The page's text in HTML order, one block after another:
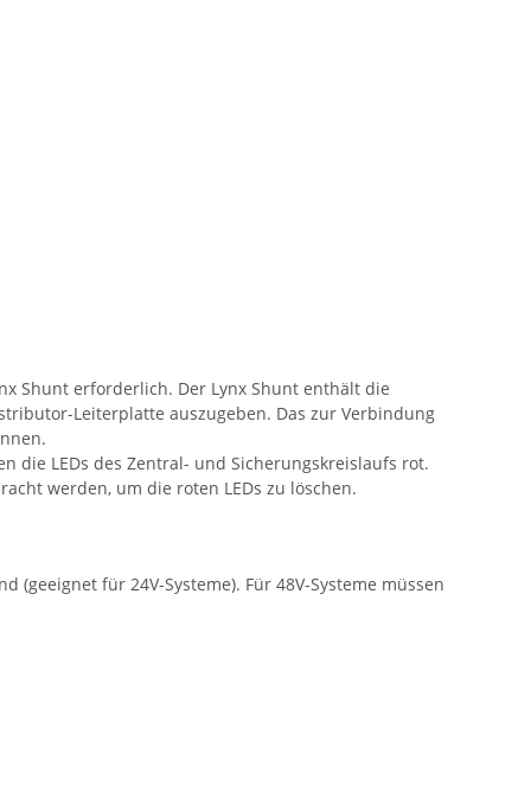
Shunt erforderlich. Der Lynx Shunt enthält die
Leiterplatte auszugeben. Das zur Verbindung
die LEDs des Zentral- und Sicherungskreislaufs rot.
werden, um die roten LEDs zu löschen.
(geeignet für 24V-Systeme). Für 48V-Systeme müssen